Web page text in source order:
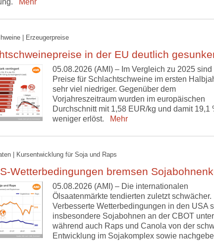
Mehr
| Erzeugerpreise
in der EU deutlich
05.08.2026 (AMI) – Im Vergleich zu 2025 sind
Preise für Schlachtschweine im ersten
sehr viel niedriger. Gegenüber dem
Vorjahreszeitraum wurden im europäischen
Durchschnitt mit 1,58 EUR/kg und damit 19,1
weniger erlöst.
Mehr
| Kursentwicklung für Soja und Raps
Wetterbedingungen bremsen
05.08.2026 (AMI) – Die internationalen
Ölsaatenmärkte tendierten zuletzt schwächer.
Verbesserte Wetterbedingungen in den USA
insbesondere Sojabohnen an der CBOT
während auch Raps und Canola von der
Entwicklung im Sojakomplex sowie